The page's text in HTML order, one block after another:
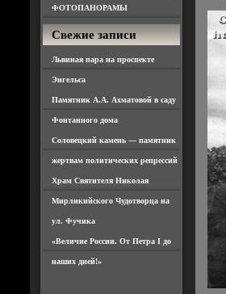
ФОТОПАНОРАМЫ
Свежие записи
Львиная пара на проспекте
Энгельса
Памятник А.А. Ахматовой в саду
Фонтанного дома
Соловецкий камень — памятник
жертвам политических репрессий
Храм Святителя Николая
Мирликийского Чудотворца на
ул. Фучика
«Величие России. От Петра I до
наших дней!»